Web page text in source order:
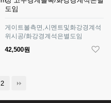
도임
게이트볼측면,시멘트및화강경계석
위시공/화강경계석은별도임
42,500원
2